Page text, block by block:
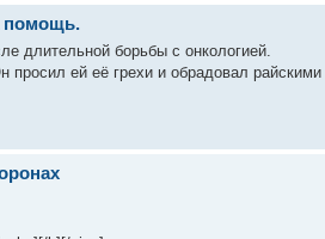
помощь.
длительной борьбы с онкологией.
ей её грехи и обрадовал